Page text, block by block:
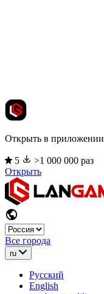
Открыть в приложении
5
>1 000 000 раз
Открыть
Все города
ru
Русский
English